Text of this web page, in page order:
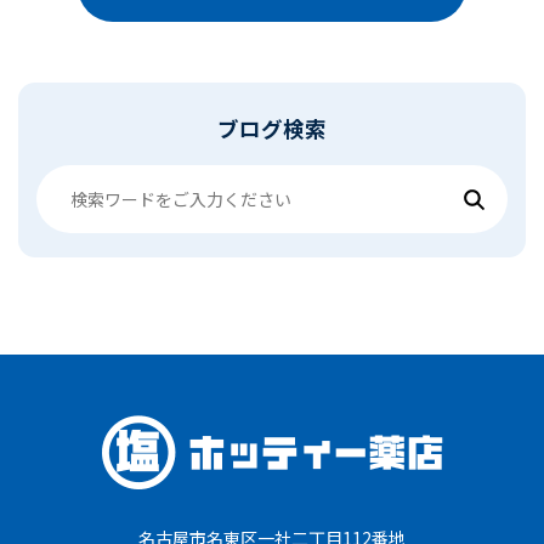
ブログ検索
名古屋市名東区一社二丁目112番地